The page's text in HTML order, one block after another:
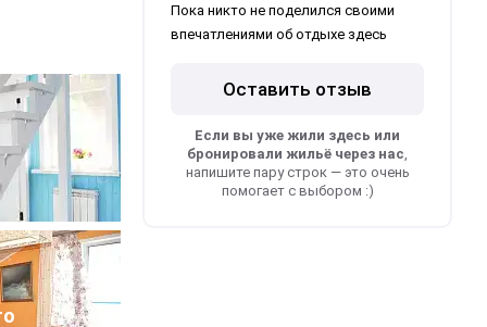
Пока никто не поделился своими
впечатлениями об отдыхе здесь
Оставить отзыв
Если вы уже жили здесь или
бронировали жильё через нас,
напишите пару строк — это очень
помогает с выбором :)